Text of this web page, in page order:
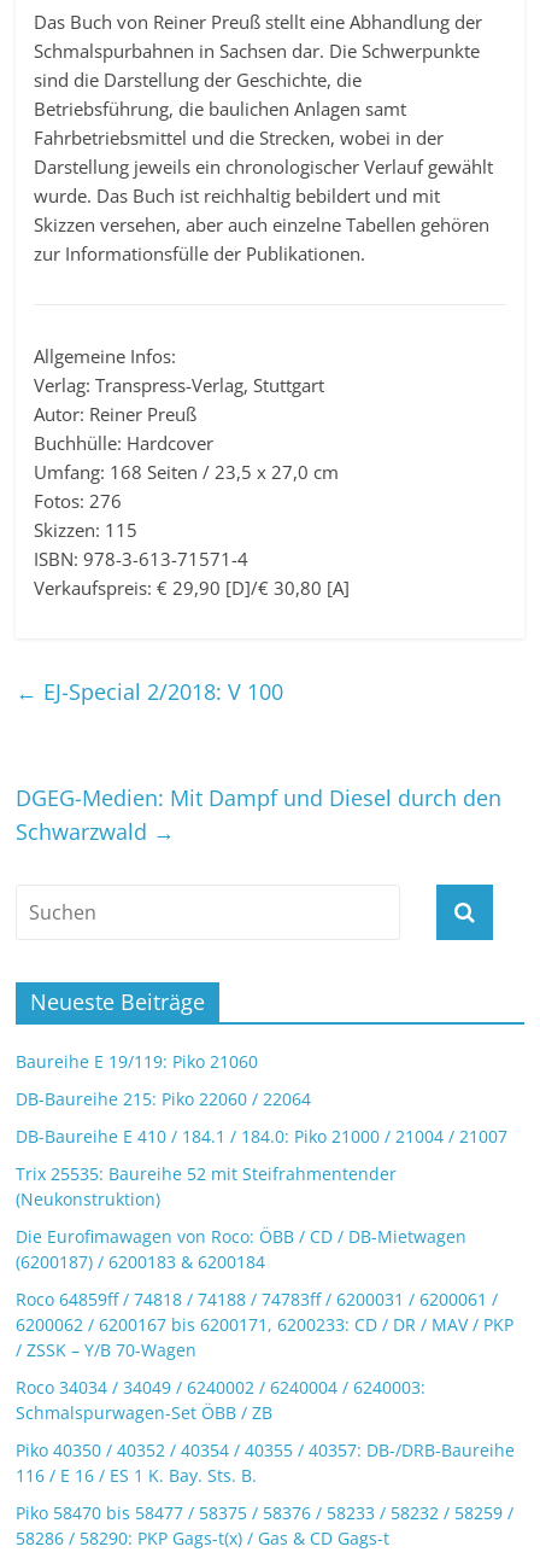
Das Buch von Reiner Preuß stellt eine Abhandlung der
Schmalspurbahnen in Sachsen dar. Die Schwerpunkte
sind die Darstellung der Geschichte, die
Betriebsführung, die baulichen Anlagen samt
Fahrbetriebsmittel und die Strecken, wobei in der
Darstellung jeweils ein chronologischer Verlauf gewählt
wurde. Das Buch ist reichhaltig bebildert und mit
Skizzen versehen, aber auch einzelne Tabellen gehören
zur Informationsfülle der Publikationen.
Allgemeine Infos:
Verlag: Transpress-Verlag, Stuttgart
Autor: Reiner Preuß
Buchhülle: Hardcover
Umfang: 168 Seiten / 23,5 x 27,0 cm
Fotos: 276
Skizzen: 115
ISBN: 978-3-613-71571-4
Verkaufspreis: € 29,90 [D]/€ 30,80 [A]
← EJ-Special 2/2018: V 100
DGEG-Medien: Mit Dampf und Diesel durch den
Schwarzwald →
Neueste Beiträge
Baureihe E 19/119: Piko 21060
DB-Baureihe 215: Piko 22060 / 22064
DB-Baureihe E 410 / 184.1 / 184.0: Piko 21000 / 21004 / 21007
Trix 25535: Baureihe 52 mit Steifrahmentender
(Neukonstruktion)
Die Eurofimawagen von Roco: ÖBB / CD / DB-Mietwagen
(6200187) / 6200183 & 6200184
Roco 64859ff / 74818 / 74188 / 74783ff / 6200031 / 6200061 /
6200062 / 6200167 bis 6200171, 6200233: CD / DR / MAV / PKP
/ ZSSK – Y/B 70-Wagen
Roco 34034 / 34049 / 6240002 / 6240004 / 6240003:
Schmalspurwagen-Set ÖBB / ZB
Piko 40350 / 40352 / 40354 / 40355 / 40357: DB-/DRB-Baureihe
116 / E 16 / ES 1 K. Bay. Sts. B.
Piko 58470 bis 58477 / 58375 / 58376 / 58233 / 58232 / 58259 /
58286 / 58290: PKP Gags-t(x) / Gas & CD Gags-t